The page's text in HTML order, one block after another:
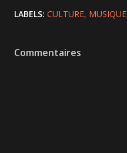
LABELS: CULTURE MUSIQUE
Commentaires